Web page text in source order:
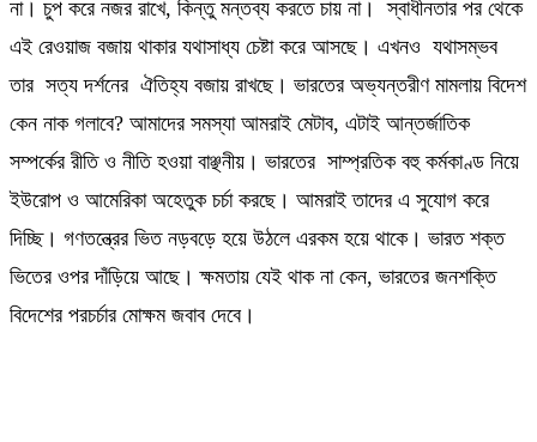
না। চুপ করে নজর রাখে, কিন্তু মন্তব্য করতে চায় না। স্বাধীনতার পর থেকে
এই রেওয়াজ বজায় থাকার যথাসাধ্য চেষ্টা করে আসছে। এখনও যথাসম্ভব
তার সত্য দর্শনের ঐতিহ্য বজায় রাখছে। ভারতের অভ্যন্তরীণ মামলায় বিদেশ
কেন নাক গলাবে? আমাদের সমস্যা আমরাই মেটাব, এটাই আন্তর্জাতিক
সম্পর্কের রীতি ও নীতি হওয়া বাঞ্ছনীয়। ভারতের সাম্প্রতিক বহু কর্মকাণ্ড নিয়ে
ইউরোপ ও আমেরিকা অহেতুক চর্চা করছে। আমরাই তাদের এ সুযোগ করে
দিচ্ছি। গণতন্ত্রের ভিত নড়বড়ে হয়ে উঠলে এরকম হয়ে থাকে। ভারত শক্ত
ভিতের ওপর দাঁড়িয়ে আছে। ক্ষমতায় যেই থাক না কেন, ভারতের জনশক্তি
বিদেশের পরচর্চার মোক্ষম জবাব দেবে।